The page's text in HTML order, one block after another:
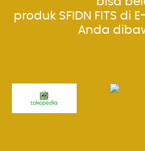
produk SFIDN FITS di
Anda